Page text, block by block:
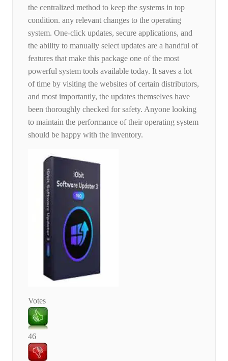
the centralized method to keep the systems in top
condition. any relevant changes to the operating
system. One-click updates, secure applications, and
the ability to manually select updates are a handful of
features that make this package one of the most
powerful system tools available today. It saves a lot
of time by visiting the websites of certain distributors,
and most importantly, the updates themselves have
been thoroughly checked for safety. Anyone looking
to maintain the performance of their operating system
should be happy with the inventory.
Votes
46